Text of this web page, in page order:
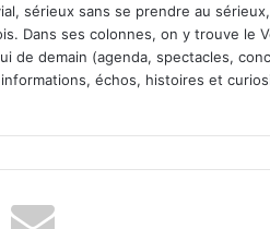
sérieux sans se prendre au
Dans ses colonnes, on y trouve le
de demain (agenda, spectacles,
échos, histoires et